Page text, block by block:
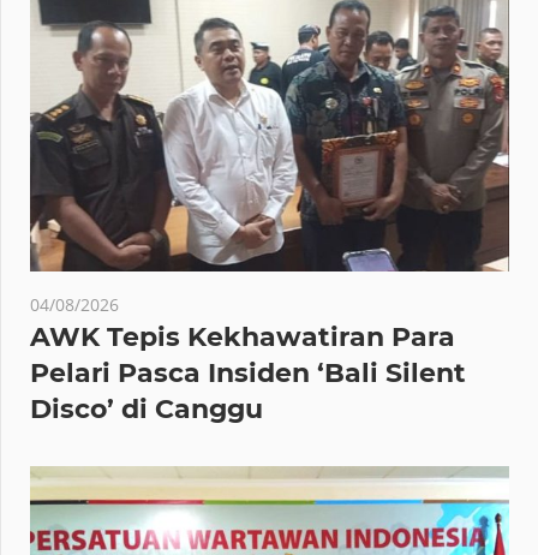
04/08/2026
AWK Tepis Kekhawatiran Para
Pelari Pasca Insiden ‘Bali Silent
Disco’ di Canggu